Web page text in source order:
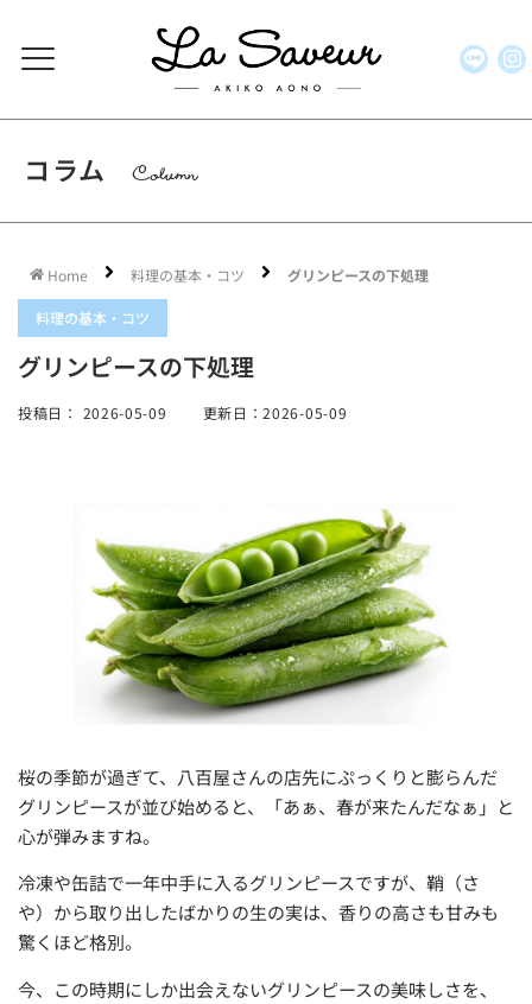
コラム Column
Home 料理の基本・コツ グリンピースの下処理
料理の基本・コツ
グリンピースの下処理
投稿日： 2026-05-09 更新日：2026-05-09
桜の季節が過ぎて、八百屋さんの店先にぷっくりと膨らんだ
グリンピースが並び始めると、「あぁ、春が来たんだなぁ」と
心が弾みますね。
冷凍や缶詰で一年中手に入るグリンピースですが、鞘（さ
や）から取り出したばかりの生の実は、香りの高さも甘みも
驚くほど格別。
今、この時期にしか出会えないグリンピースの美味しさを、